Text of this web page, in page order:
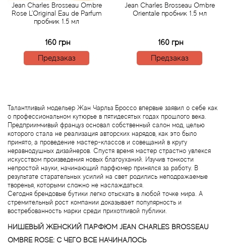
Jean Charles Brosseau Ombre
Rose L'Original Eau de Parfum
пробник 1.5 мл
160 грн
Предзаказ
Jean Charles Brosseau Ombre
Orientale пробник 1.5 мл
160 грн
Предзаказ
Талантливый модельер Жан Чарльз Броссо впервые заявил о себе как
о профессиональном кутюрье в пятидесятых годах прошлого века.
Предприимчивый француз основал собственный салон мод, целью
которого стала не реализация авторских нарядов, как это было
принято, а проведение мастер-классов и совещаний в кругу
неравнодушных дизайнеров. Спустя время мастер страстно увлекся
искусством произведения новых благоуханий. Изучив тонкости
непростой науки, начинающий парфюмер принялся за работу. В
результате старательных усилий на свет родились неподражаемые
творенья, которыми сложно не наслаждаться.
Сегодня брендовые бутики легко отыскать в любой точке мира. А
стремительный рост компании доказывает популярность и
востребованность марки среди прихотливой публики.
НИШЕВЫЙ ЖЕНСКИЙ ПАРФЮМ JEAN CHARLES BROSSEAU
OMBRE ROSE: С ЧЕГО ВСЕ НАЧИНАЛОСЬ
Asabi
Atelier Cologne
Atelier Flou
Athena's
Atkinsons
Attar Collection
Au Pays de la Fleur d’Oranger
Axis